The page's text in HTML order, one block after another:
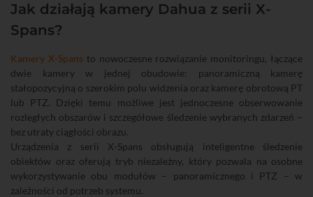
Jak działają kamery Dahua z serii X-
Spans?
Kamery X-Spans to nowoczesne rozwiązanie monitoringu, łączące
dwie kamery w jednej obudowie: panoramiczną kamerę
stałopozycyjną o szerokim polu widzenia oraz kamerę obrotową PT
lub PTZ. Dzięki temu możliwe jest jednoczesne obserwowanie
rozległych obszarów i szczegółowe śledzenie wybranych zdarzeń –
bez utraty ciągłości obrazu.
Urządzenia z serii X-Spans obsługują inteligentne śledzenie
obiektów oraz oferują tryb niezależny, który pozwala na osobne
wykorzystywanie obu modułów – panoramicznego i PTZ – w
zależności od potrzeb systemu.